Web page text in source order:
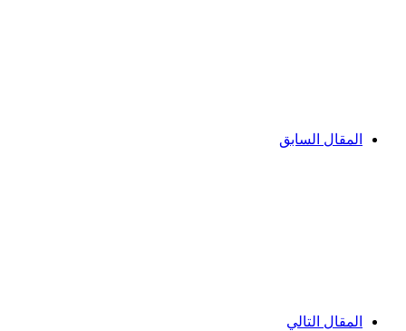
المقال السابق
المقال التالي